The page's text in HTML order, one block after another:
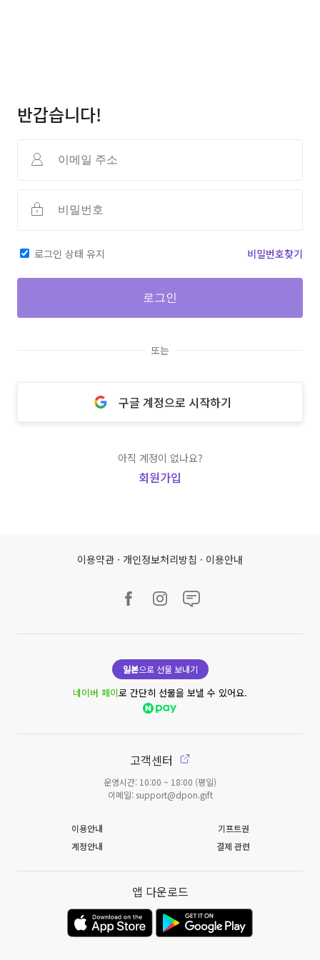
반갑습니다!
로그인 상태 유지 비밀번호찾기
로그인
또는
구글 계정으로 시작하기
아직 계정이 없나요?
회원가입
이용약관 · 개인정보처리방침 · 이용안내
일본으로 선물 보내기
네이버 페이로 간단히 선물을 보낼 수 있어요.
고객센터
운영시간: 10:00 ~ 18:00 (평일)
이메일: support@dpon.gift
이용안내
기프트권
계정안내
결제 관련
앱 다운로드